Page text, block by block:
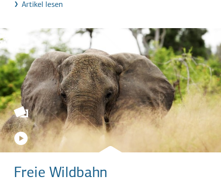
Artikel lesen
Freie Wildbahn